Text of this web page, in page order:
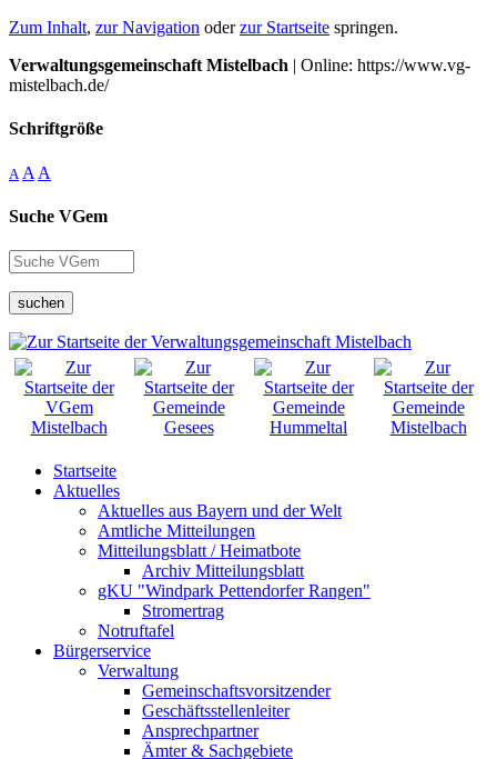
Zum Inhalt, zur Navigation oderzur Startseite springen.
Verwaltungsgemeinschaft Mistelbach | Online: https://www.vg-
mistelbach.de/
Schriftgröße
A A A
Suche VGem
suchen
Startseite
Aktuelles
Aktuelles aus Bayern und der Welt
Amtliche Mitteilungen
Mitteilungsblatt / Heimatbote
Archiv Mitteilungsblatt
gKU "Windpark Pettendorfer Rangen"
Stromertrag
Notruftafel
Bürgerservice
Verwaltung
Gemeinschaftsvorsitzender
Geschäftsstellenleiter
Ansprechpartner
Ämter & Sachgebiete